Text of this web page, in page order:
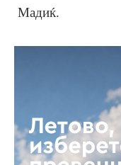
Мадиќ.